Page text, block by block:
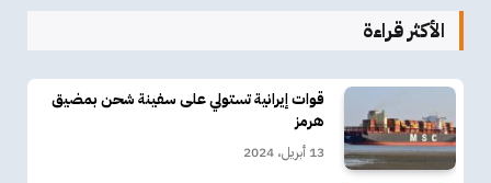
الأكثر قراءة
قوات إيرانية تستولي على سفينة شحن بمضيق
هرمز
13 أبريل، 2024